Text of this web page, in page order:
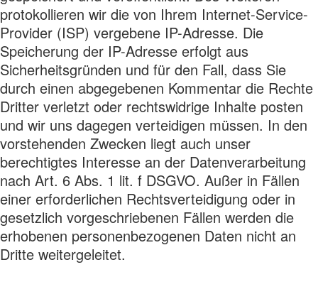
protokollieren wir die von Ihrem Internet-Service-
Provider (ISP) vergebene IP-Adresse. Die
Speicherung der IP-Adresse erfolgt aus
Sicherheitsgründen und für den Fall, dass Sie
durch einen abgegebenen Kommentar die Rechte
Dritter verletzt oder rechtswidrige Inhalte posten
und wir uns dagegen verteidigen müssen. In den
vorstehenden Zwecken liegt auch unser
berechtigtes Interesse an der Datenverarbeitung
nach Art. 6 Abs. 1 lit. f DSGVO. Außer in Fällen
einer erforderlichen Rechtsverteidigung oder in
gesetzlich vorgeschriebenen Fällen werden die
erhobenen personenbezogenen Daten nicht an
Dritte weitergeleitet.